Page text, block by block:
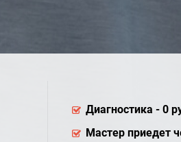
Диагностика - 0
Мастер приедет